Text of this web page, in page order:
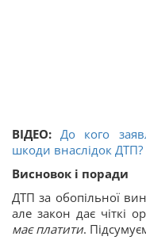
ВІДЕО:До кого
шкоди внаслідок ДТП?
Висновок і поради
ДТП за обопільної
але закон дає чіткі
має платити.